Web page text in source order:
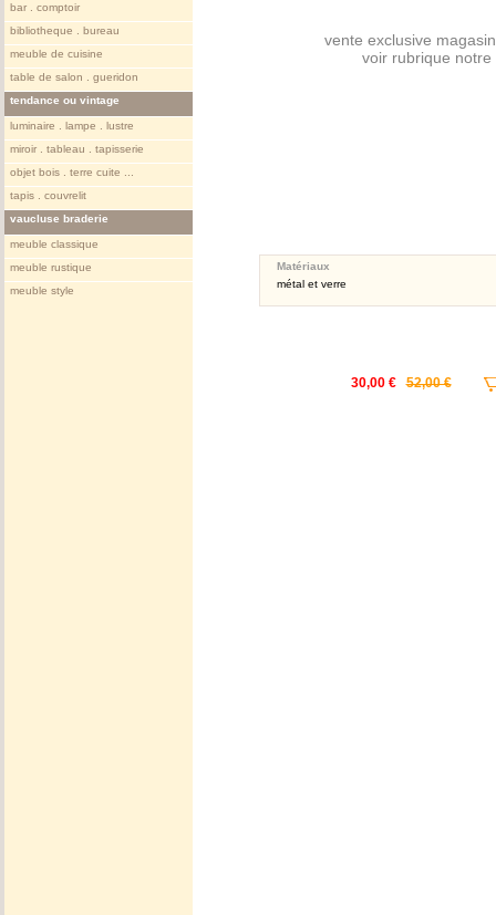
bar . comptoir
bibliotheque . bureau
meuble de cuisine
table de salon . gueridon
tendance ou vintage
luminaire . lampe . lustre
miroir . tableau . tapisserie
objet bois . terre cuite ...
tapis . couvrelit
vaucluse braderie
meuble classique
meuble rustique
meuble style
vente exclusive
voir rubrique notre
Matériaux
métal et verre
30,00 € 52,00 €